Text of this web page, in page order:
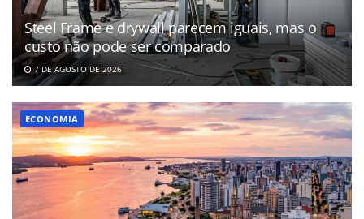
Steel Frame e drywall parecem iguais, mas o
custo não pode ser comparado
7 DE AGOSTO DE 2026
ECONOMIA